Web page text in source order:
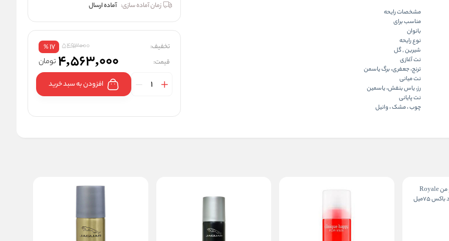
مشخصات رایحه
مناسب برای
بانوان
نوع رایحه
شیرین , گل
نت آغازی
ترنج، جعفری، برگ یاسمن
نت میانی
رز، یاس بنفش، یاسمین
نت پایانی
چوب ، مشک ، وانیل
زمان آماده سازی: آماده ارسال
تخفیف: 5493000
17
%
قیمت: 4,563,000 تومان
افزودن به سبد خرید